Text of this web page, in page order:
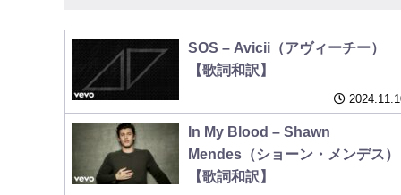
SOS – Avicii（アヴィーチー）
【歌詞和訳】
In My Blood – Shawn
Mendes（ショーン・メンデス）
【歌詞和訳】